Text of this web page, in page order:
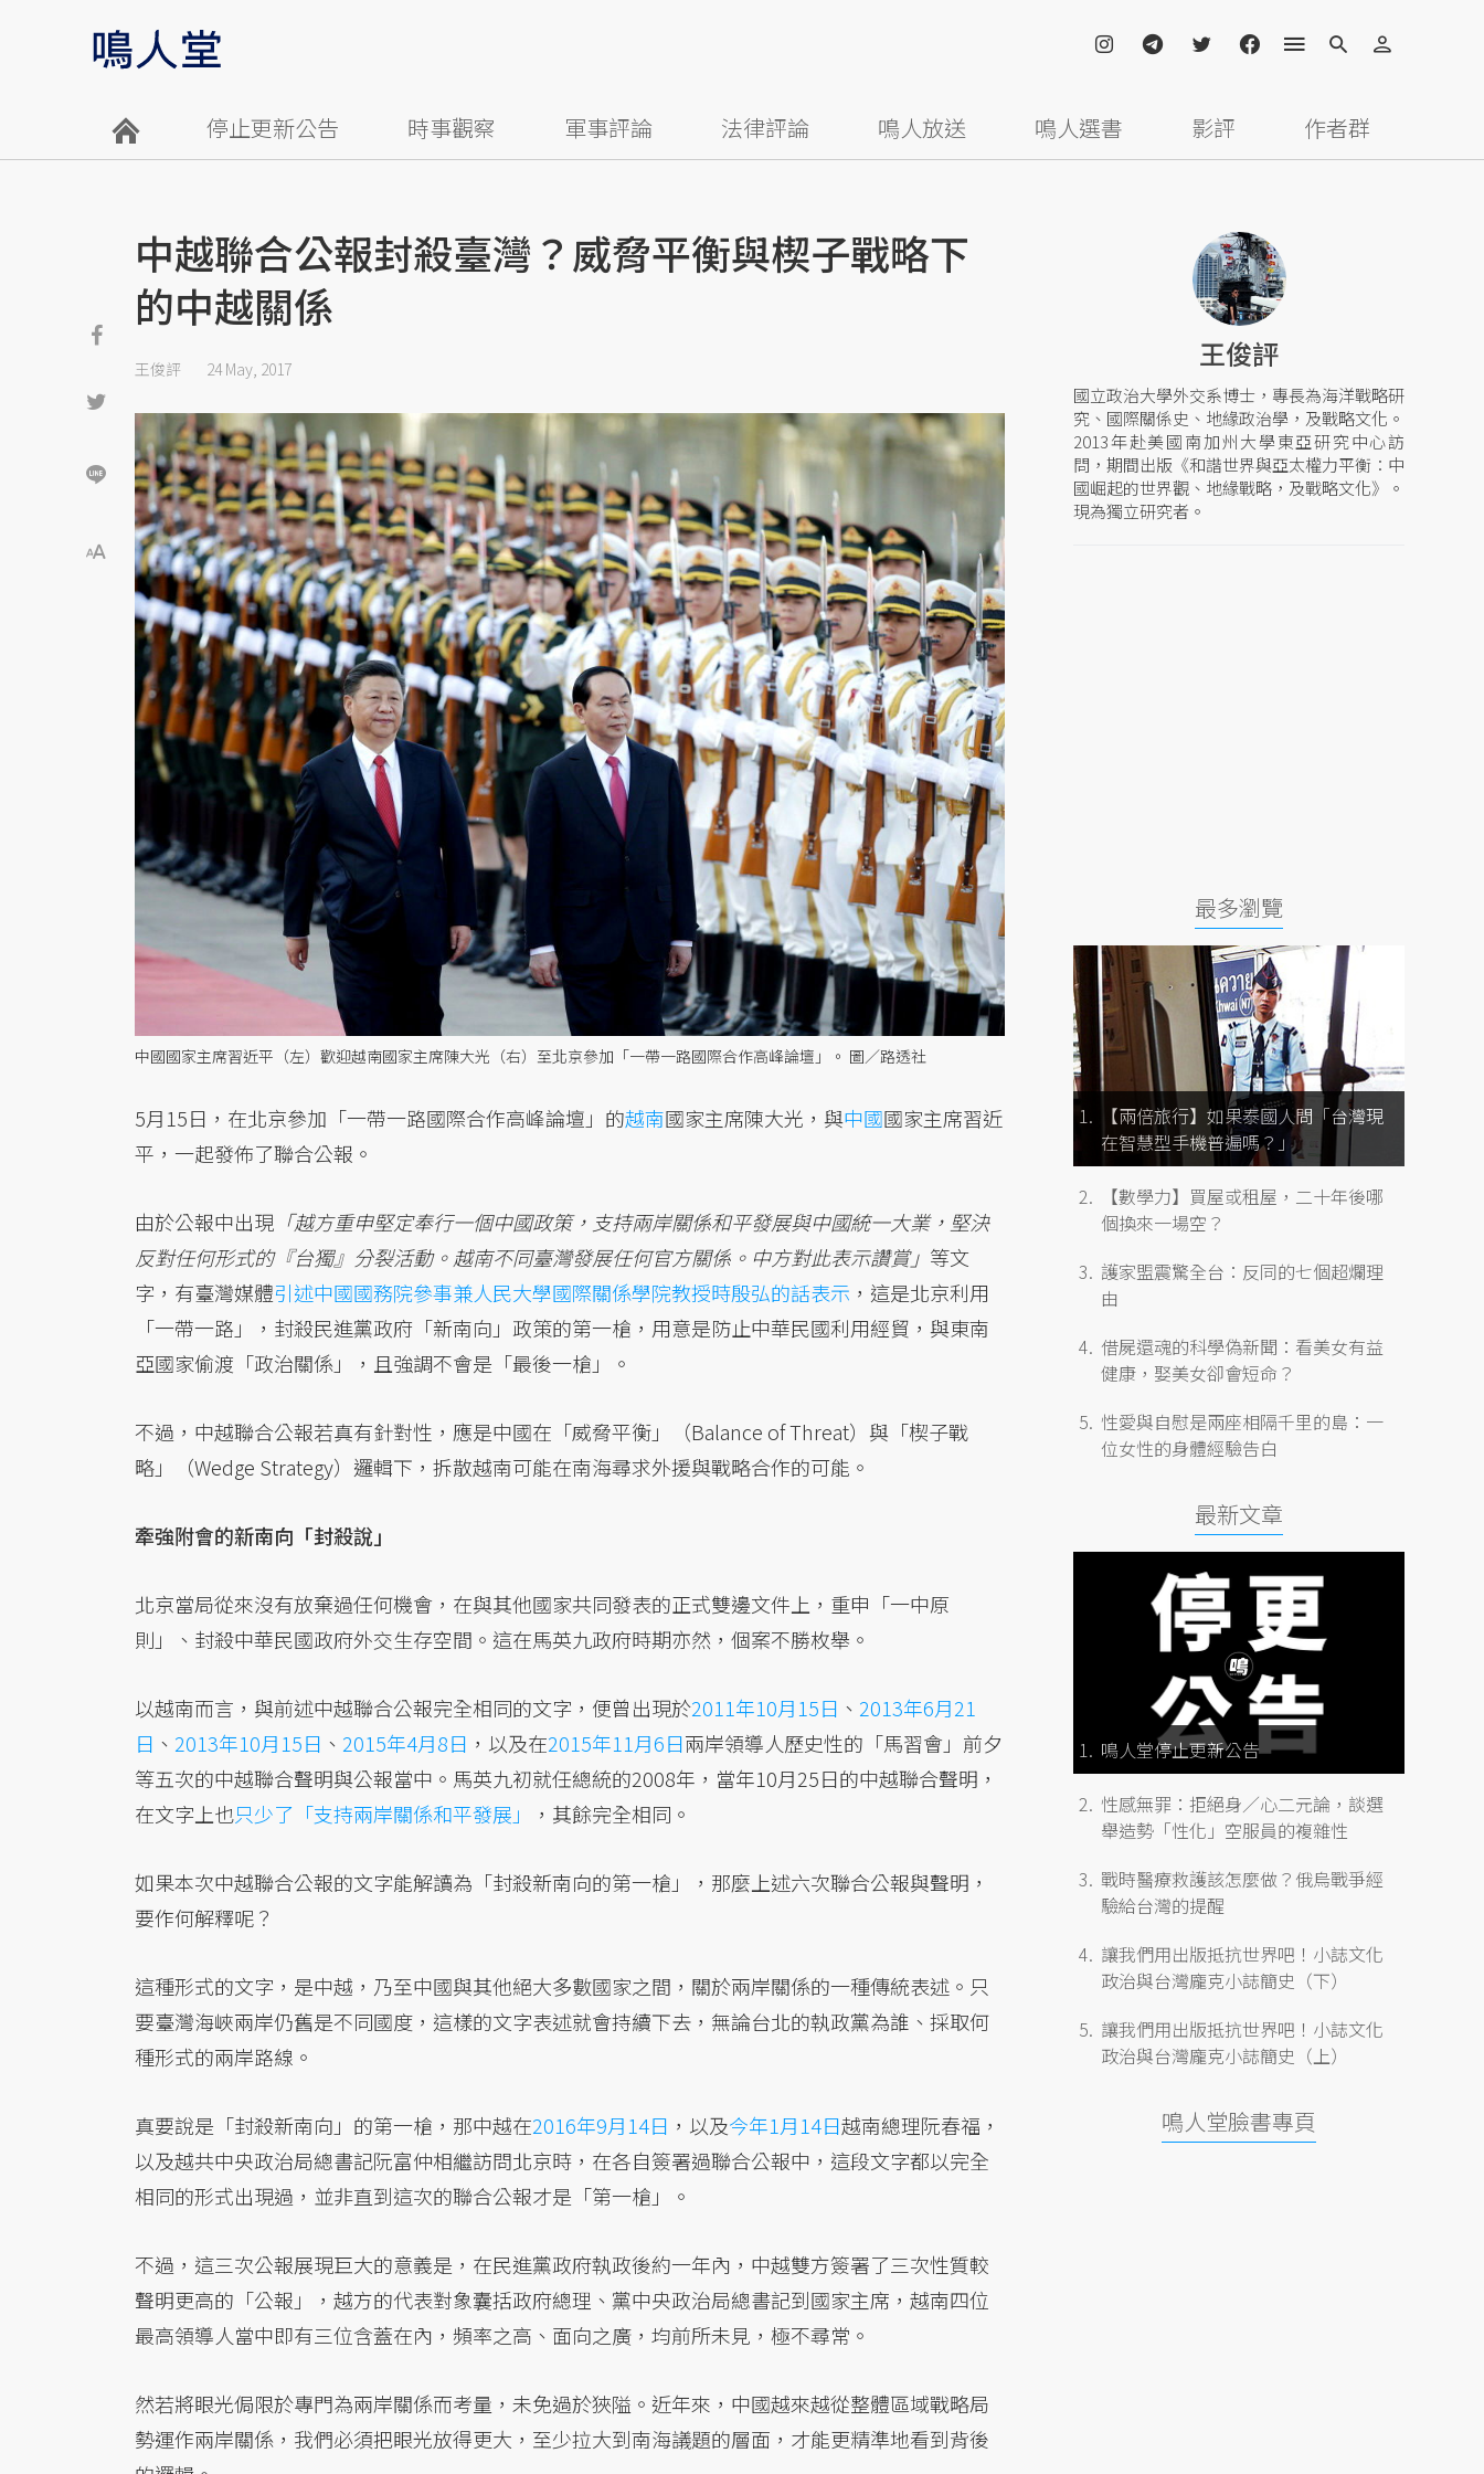
停止更新公告 時事觀察 軍事評論 法律評論 鳴人放送 鳴人選書 影評 作者群
中越聯合公報封殺臺灣？威脅平衡與楔子戰略下
的中越關係
王俊評 24 May, 2017
中國國家主席習近平（左）歡迎越南國家主席陳大光（右）至北京參加「一帶一路國際合作高峰論壇」。 圖／路透社
5月15日，在北京參加「一帶一路國際合作高峰論壇」的越南國家主席陳大光，與中國國家主席習近
平，一起發佈了聯合公報。
由於公報中出現 「越方重申堅定奉行一個中國政策，支持兩岸關係和平發展與中國統一大業，堅決
反對任何形式的『台獨』分裂活動。越南不同臺灣發展任何官方關係。中方對此表示讚賞」 等文
字，有臺灣媒體引述中國國務院參事兼人民大學國際關係學院教授時殷弘的話表示 ，這是北京利用
「一帶一路」，封殺民進黨政府「新南向」政策的第一槍，用意是防止中華民國利用經貿，與東南
亞國家偷渡「政治關係」，且強調不會是「最後一槍」。
不過，中越聯合公報若真有針對性，應是中國在「威脅平衡」（Balance of Threat）與「楔子戰
略」（Wedge Strategy）邏輯下，拆散越南可能在南海尋求外援與戰略合作的可能。
牽強附會的新南向「封殺說」
北京當局從來沒有放棄過任何機會，在與其他國家共同發表的正式雙邊文件上，重申「一中原
則」、封殺中華民國政府外交生存空間。這在馬英九政府時期亦然，個案不勝枚舉。
以越南而言，與前述中越聯合公報完全相同的文字，便曾出現於2011年10月15日 、 2013年6月21
日 、 2013年10月15日 、 2015年4月8日 ，以及在2015年11月6日兩岸領導人歷史性的「馬習會」前夕
等五次的中越聯合聲明與公報當中。馬英九初就任總統的2008年，當年10月25日的中越聯合聲明，
在文字上也只少了「支持兩岸關係和平發展」 ，其餘完全相同。
如果本次中越聯合公報的文字能解讀為「封殺新南向的第一槍」，那麼上述六次聯合公報與聲明，
要作何解釋呢？
這種形式的文字，是中越，乃至中國與其他絕大多數國家之間，關於兩岸關係的一種傳統表述。只
要臺灣海峽兩岸仍舊是不同國度，這樣的文字表述就會持續下去，無論台北的執政黨為誰、採取何
種形式的兩岸路線。
真要說是「封殺新南向」的第一槍，那中越在2016年9月14日 ，以及今年1月14日越南總理阮春福，
以及越共中央政治局總書記阮富仲相繼訪問北京時，在各自簽署過聯合公報中，這段文字都以完全
相同的形式出現過，並非直到這次的聯合公報才是「第一槍」。
不過，這三次公報展現巨大的意義是，在民進黨政府執政後約一年內，中越雙方簽署了三次性質較
聲明更高的「公報」，越方的代表對象囊括政府總理、黨中央政治局總書記到國家主席，越南四位
最高領導人當中即有三位含蓋在內，頻率之高、面向之廣，均前所未見，極不尋常。
然若將眼光侷限於專門為兩岸關係而考量，未免過於狹隘。近年來，中國越來越從整體區域戰略局
勢運作兩岸關係，我們必須把眼光放得更大，至少拉大到南海議題的層面，才能更精準地看到背後
王俊評
國立政治大學外交系博士，專長為海洋戰略研
究、國際關係史、地緣政治學，及戰略文化。
2013年赴美國南加州大學東亞研究中心訪
問，期間出版《和諧世界與亞太權力平衡：中
國崛起的世界觀、地緣戰略，及戰略文化》。
現為獨立研究者。
最多瀏覽
【兩倍旅行】如果泰國人問「台灣現
在智慧型手機普遍嗎？」
【數學力】買屋或租屋，二十年後哪
個換來一場空？
護家盟震驚全台：反同的七個超爛理
由
借屍還魂的科學偽新聞：看美女有益
健康，娶美女卻會短命？
性愛與自慰是兩座相隔千里的島：一
位女性的身體經驗告白
最新文章
鳴人堂停止更新公告
性感無罪：拒絕身／心二元論，談選
舉造勢「性化」空服員的複雜性
戰時醫療救護該怎麼做？俄烏戰爭經
驗給台灣的提醒
讓我們用出版抵抗世界吧！小誌文化
政治與台灣龐克小誌簡史（下）
讓我們用出版抵抗世界吧！小誌文化
政治與台灣龐克小誌簡史（上）
鳴人堂臉書專頁